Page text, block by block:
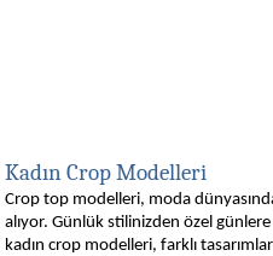
Kadın Crop Modelleri
Crop top modelleri, moda
alıyor. Günlük stilinizden özel
kadın crop modelleri, farklı